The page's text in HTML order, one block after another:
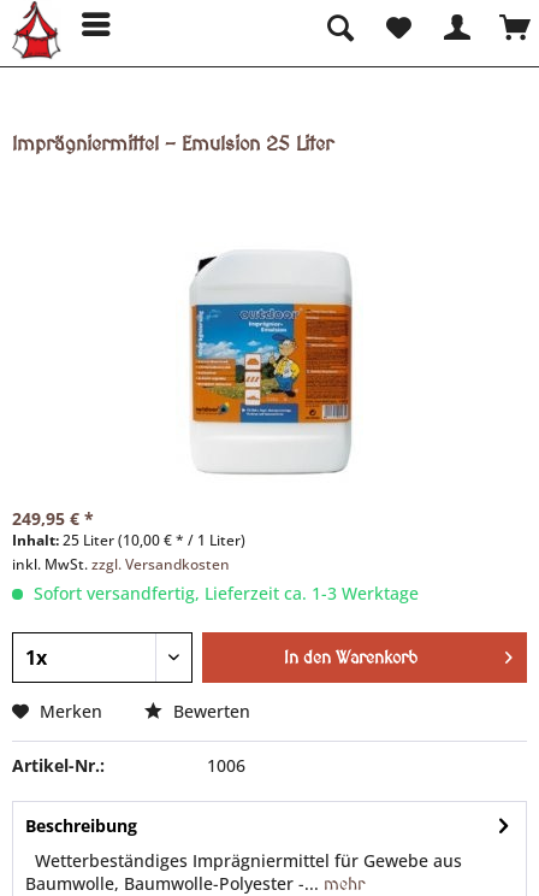
Imprägniermittel - Emulsion 25 Liter
249,95 € *
Inhalt:25 Liter (10,00 € * / 1 Liter)
inkl. MwSt.zzgl. Versandkosten
Sofort versandfertig, Lieferzeit ca. 1-3 Werktage
In den Warenkorb
Merken Bewerten
Artikel-Nr.: 1006
Beschreibung
Wetterbeständiges Imprägniermittel für Gewebe aus
Baumwolle, Baumwolle-Polyester -... mehr